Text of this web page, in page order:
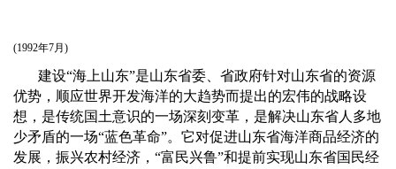
(1992年7月 )
建设“海上山东”是山东省委、省政府针对山东省的资源
优势，顺应世界开发海洋的大趋势而提出的宏伟的战略设
想，是传统国土意识的一场深刻变革，是解决山东省人多地
少矛盾的一场“蓝色革命”。它对促进山东省海洋商品经济的
发展，振兴农村经济， “富民兴鲁”和提前实现山东省国民经